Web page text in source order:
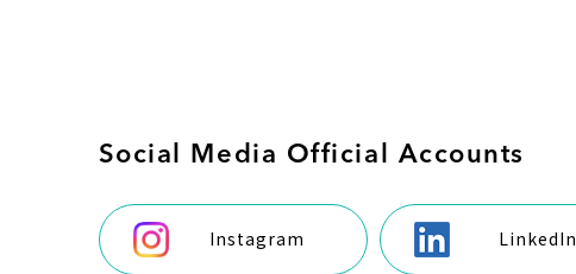
Social Media Official Accounts
Instagram LinkedIn